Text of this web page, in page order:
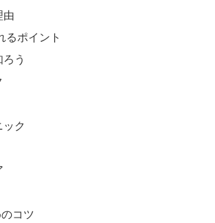
由
るポイント
う
ク
コツ